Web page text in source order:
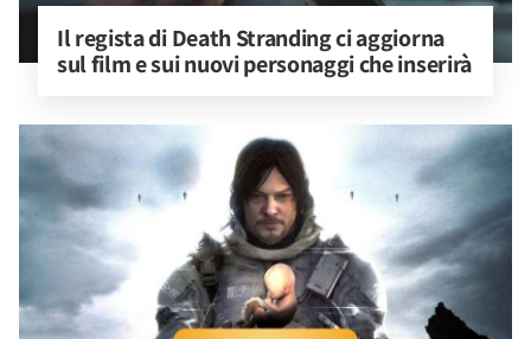
Il regista di Death Stranding ci aggiorna
sul film e sui nuovi personaggi che inserirà